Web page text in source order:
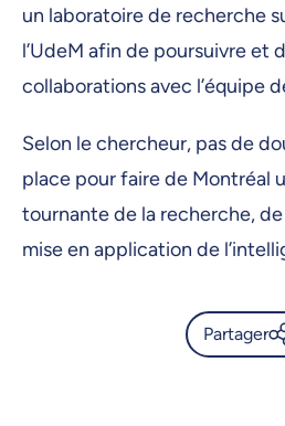
un laboratoire de recherche
l’UdeM afin de poursuivre et
collaborations avec l’équipe
Selon le chercheur, pas de
place pour faire de Montréal
tournante de la recherche,
mise en application de
Partager